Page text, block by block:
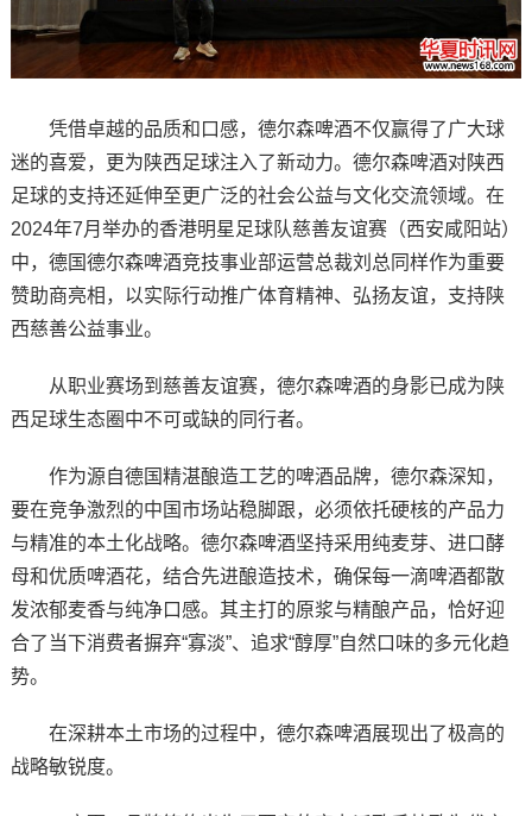
凭借卓越的品质和口感，德尔森啤酒不仅赢得了广大球
迷的喜爱，更为陕西足球注入了新动力。德尔森啤酒对陕西
足球的支持还延伸至更广泛的社会公益与文化交流领域。在
2024年7月举办的香港明星足球队慈善友谊赛（西安咸阳站）
中，德国德尔森啤酒竞技事业部运营总裁刘总同样作为重要
赞助商亮相，以实际行动推广体育精神、弘扬友谊，支持陕
西慈善公益事业。
从职业赛场到慈善友谊赛，德尔森啤酒的身影已成为陕
西足球生态圈中不可或缺的同行者。
作为源自德国精湛酿造工艺的啤酒品牌，德尔森深知，
要在竞争激烈的中国市场站稳脚跟，必须依托硬核的产品力
与精准的本土化战略。德尔森啤酒坚持采用纯麦芽、进口酵
母和优质啤酒花，结合先进酿造技术，确保每一滴啤酒都散
发浓郁麦香与纯净口感。其主打的原浆与精酿产品，恰好迎
合了当下消费者摒弃“寡淡”、追求“醇厚”自然口味的多元化趋
势。
在深耕本土市场的过程中，德尔森啤酒展现出了极高的
战略敏锐度。